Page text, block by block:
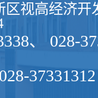
视高经济开
、 028-
37331312